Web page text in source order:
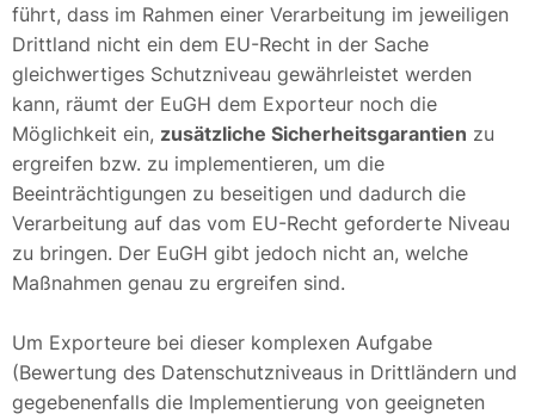
führt, dass im Rahmen einer Verarbeitung im jeweiligen
Drittland nicht ein dem EU-Recht in der Sache
gleichwertiges Schutzniveau gewährleistet werden
kann, räumt der EuGH dem Exporteur noch die
Möglichkeit ein, zusätzliche Sicherheitsgarantien zu
ergreifen bzw. zu implementieren, um die
Beeinträchtigungen zu beseitigen und dadurch die
Verarbeitung auf das vom EU-Recht geforderte Niveau
zu bringen. Der EuGH gibt jedoch nicht an, welche
Maßnahmen genau zu ergreifen sind.
Um Exporteure bei dieser komplexen Aufgabe
(Bewertung des Datenschutzniveaus in Drittländern und
gegebenenfalls die Implementierung von geeigneten